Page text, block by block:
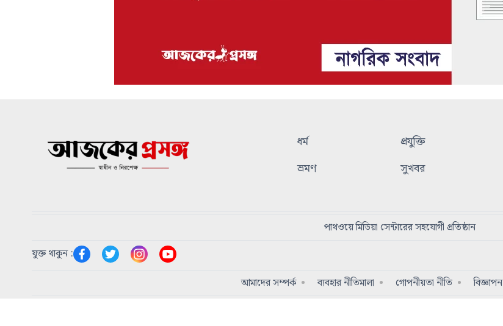
ধর্ম প্রযুক্তি
ভ্রমণ
সুখবর
পাথওয়ে মিডিয়া সেন্টারের সহযোগী প্রতিষ্ঠান
যুক্ত থাকুন :
আমাদের সম্পর্ক
ব্যবহার নীতিমালা গোপনীয়তা নীতি বিজ্ঞাপন